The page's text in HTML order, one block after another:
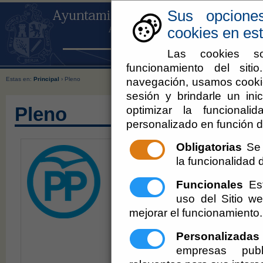
Sus
cookies en
Las cookies
funcionamiento del
navegación, usamos
sesión y brindarle un
optimizar la
personalizado en función
Obligatorias
la funcionalidad
Funcionales
uso del Sitio
mejorar el funcionamiento.
Personalizadas
empresas
Estas en: Principal › Pleno
Pleno
Alcalde:José
jclupion@berja.es
Concejala: María
masansua@berja.es
Concejala:Yolanda
- ycarmona@berja.es